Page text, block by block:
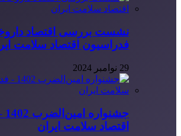
نشست بررسی اقتصاد
فدراسیون اقتصاد سلامت
29 نوامبر 2024
اقتصاد سلامت ایران